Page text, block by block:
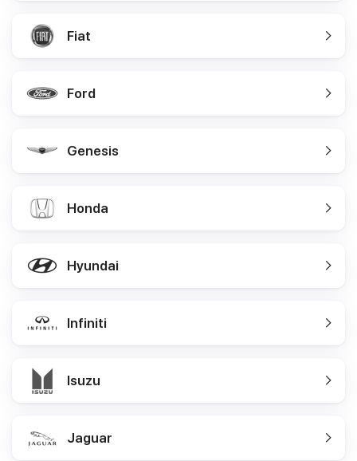
Fiat
Ford
Genesis
Honda
Hyundai
Infiniti
Isuzu
Jaguar